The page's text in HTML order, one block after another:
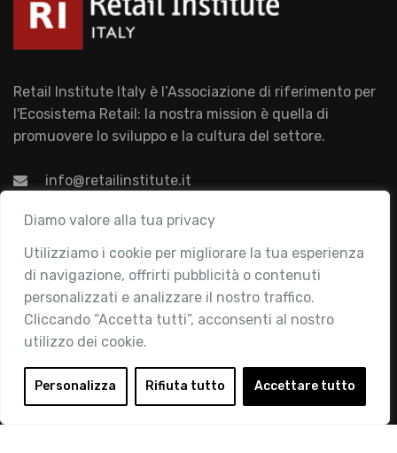
Diamo valore alla tua privacy
Utilizziamo i cookie per migliorare la tua esperienza
di navigazione, offrirti pubblicità o contenuti
personalizzati e analizzare il nostro traffico.
Cliccando “Accetta tutti”, acconsenti al nostro
utilizzo dei cookie.
Personalizza Rifiuta tutto Accettare tutto
Retail Institute Italy è l’Associazione di riferimento per
l'Ecosistema Retail: la nostra mission è quella di
promuovere lo sviluppo e la cultura del settore.
info@retailinstitute.it
Associazione
Chi siamo
Attività
Contatti
Area Riservata
Login
Diventa Socio